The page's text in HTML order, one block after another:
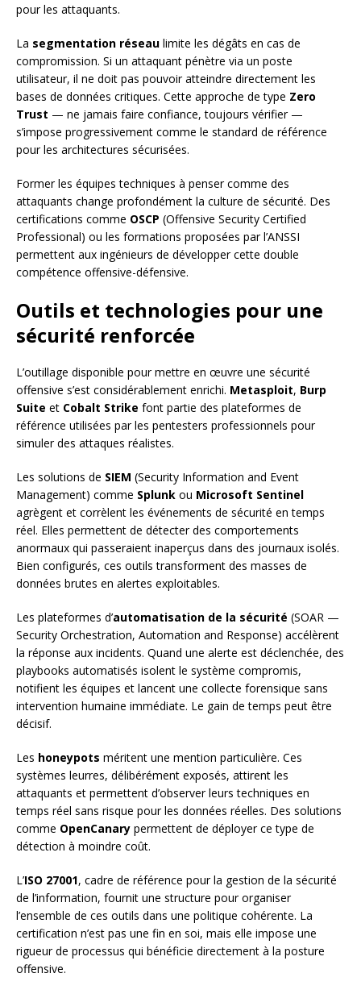
pour les attaquants.
La segmentation réseau limite les dégâts en cas de
compromission. Si un attaquant pénètre via un poste
utilisateur, il ne doit pas pouvoir atteindre directement les
bases de données critiques. Cette approche de type Zero
Trust — ne jamais faire confiance, toujours vérifier —
s’impose progressivement comme le standard de référence
pour les architectures sécurisées.
Former les équipes techniques à penser comme des
attaquants change profondément la culture de sécurité. Des
certifications comme OSCP (Offensive Security Certified
Professional) ou les formations proposées par l’ANSSI
permettent aux ingénieurs de développer cette double
compétence offensive-défensive.
Outils et technologies pour une
sécurité renforcée
L’outillage disponible pour mettre en œuvre une sécurité
offensive s’est considérablement enrichi. Metasploit, Burp
Suite et Cobalt Strike font partie des plateformes de
référence utilisées par les pentesters professionnels pour
simuler des attaques réalistes.
Les solutions de SIEM (Security Information and Event
Management) comme Splunk ou Microsoft Sentinel
agrègent et corrèlent les événements de sécurité en temps
réel. Elles permettent de détecter des comportements
anormaux qui passeraient inaperçus dans des journaux isolés.
Bien configurés, ces outils transforment des masses de
données brutes en alertes exploitables.
Les plateformes d’automatisation de la sécurité (SOAR —
Security Orchestration, Automation and Response) accélèrent
la réponse aux incidents. Quand une alerte est déclenchée, des
playbooks automatisés isolent le système compromis,
notifient les équipes et lancent une collecte forensique sans
intervention humaine immédiate. Le gain de temps peut être
décisif.
Les honeypots méritent une mention particulière. Ces
systèmes leurres, délibérément exposés, attirent les
attaquants et permettent d’observer leurs techniques en
temps réel sans risque pour les données réelles. Des solutions
comme OpenCanary permettent de déployer ce type de
détection à moindre coût.
L’ISO 27001, cadre de référence pour la gestion de la sécurité
de l’information, fournit une structure pour organiser
l’ensemble de ces outils dans une politique cohérente. La
certification n’est pas une fin en soi, mais elle impose une
rigueur de processus qui bénéficie directement à la posture
offensive.